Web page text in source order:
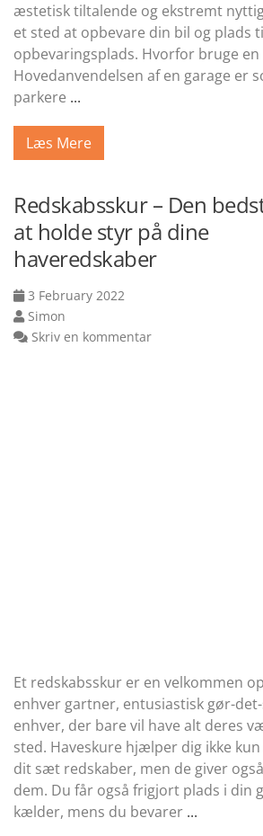
æstetisk tiltalende og ekstremt
et sted at opbevare din bil og plads
opbevaringsplads. Hvorfor bruge
Hovedanvendelsen af ​​en garage er
parkere ...
Læs Mere
Redskabsskur – Den
at holde styr på dine
haveredskaber
3 February 2022
Simon
Skriv en kommentar
Et redskabsskur er en velkommen
enhver gartner, entusiastisk gør-
enhver, der bare vil have alt deres
sted. Haveskure hjælper dig ikke
dit sæt redskaber, men de giver
dem. Du får også frigjort plads i din
kælder, mens du bevarer ...